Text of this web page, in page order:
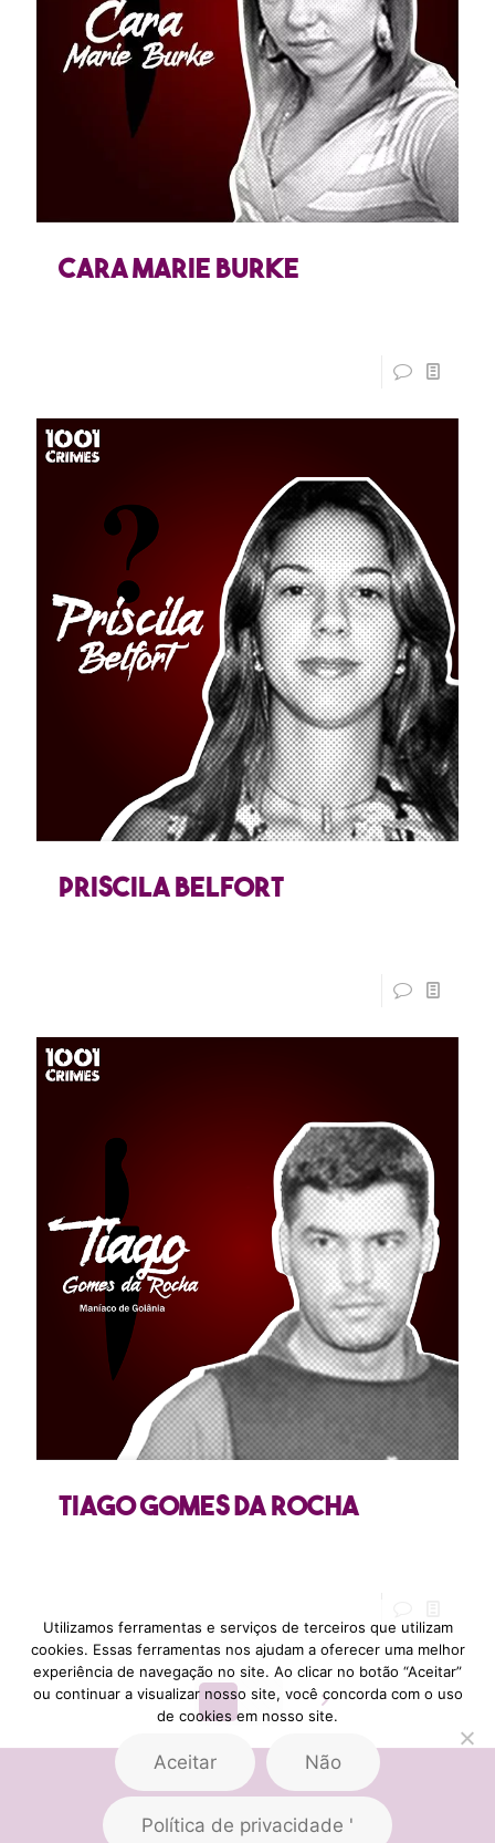
Cara Marie Burke
Priscila Belfort
Tiago Gomes da Rocha
Utilizamos ferramentas e serviços de terceiros que utilizam
cookies. Essas ferramentas nos ajudam a oferecer uma melhor
experiência de navegação no site. Ao clicar no botão “Aceitar”
ou continuar a visualizar nosso site, você concorda com o uso
de cookies em nosso site.
Aceitar Não
Política de privacidade '